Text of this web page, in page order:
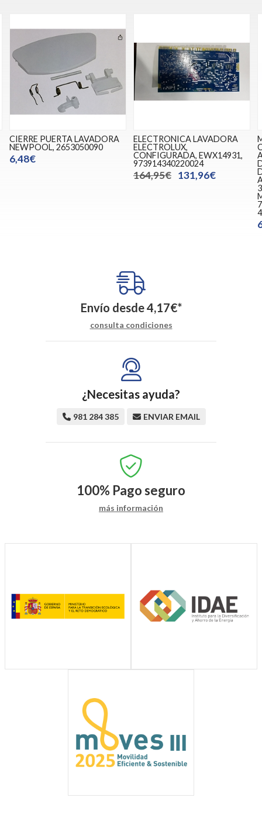
CIERRE PUERTA LAVADORA
NEWPOOL, 2653050090
6,48€
ELECTRONICA LAVADORA
ELECTROLUX,
CONFIGURADA, EWX14931,
973914340220024
164,95€ 131,96€
Envío desde4,17€*
consulta condiciones
¿Necesitas ayuda?
981 284 385 ENVIAR EMAIL
100% Pago seguro
más información